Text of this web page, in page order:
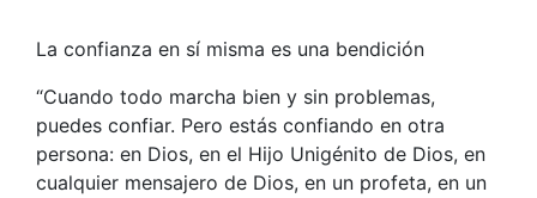
La confianza en sí misma es una bendición
“Cuando todo marcha bien y sin problemas,
puedes confiar. Pero estás confiando en otra
persona: en Dios, en el Hijo Unigénito de Dios, en
cualquier mensajero de Dios, en un profeta, en un